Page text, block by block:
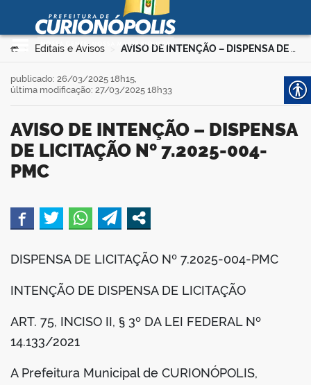
Ir para o conteúdo
Prefeitura Municipal de
Curionópolis
Você está aqui:
Editais e Avisos > AVISO DE INTENÇÃO – DISPENSA DE LICITAÇÃO Nº 7.2025-004-PMC
AVISO DE INTENÇÃO – DISPENSA
DE LICITAÇÃO Nº 7.2025-004-
PMC
publicado: 26/03/2025 18h15,
última modificação: 27/03/2025 18h33
DISPENSA DE LICITAÇÃO Nº 7.2025-004-PMC
INTENÇÃO DE DISPENSA DE LICITAÇÃO
ART. 75, INCISO II, § 3º DA LEI FEDERAL Nº
14.133/2021
A Prefeitura Municipal de CURIONÓPOLIS,